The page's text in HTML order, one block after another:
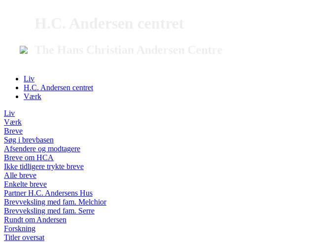
Liv
H.C. Andersen centret
Værk
Liv
Værk
Breve
Søg i brevbasen
Afsendere og modtagere
Breve om HCA
Ikke tidligere trykte breve
Alle breve
Enkelte breve
Partner H.C. Andersens Hus
Brevveksling med fam. Melchior
Brevveksling med fam. Serre
Rundt om Andersen
Forskning
Titler oversat